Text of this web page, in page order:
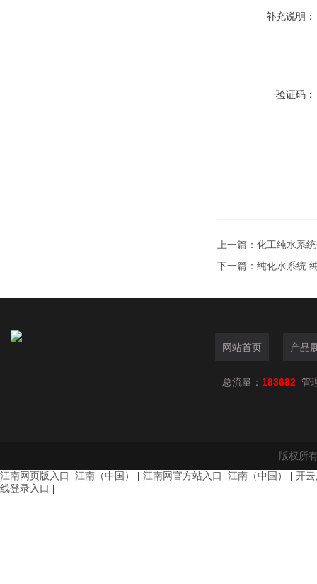
补充说明：
验证码：
上一篇： 化工纯水系
下一篇： 纯化水系统
网站首页 产品
总流量： 183682 管
版权所
江南网页版入口_江南（中国）
| 江南网官方站入口_江南（中国） | 开
线登录入口 |